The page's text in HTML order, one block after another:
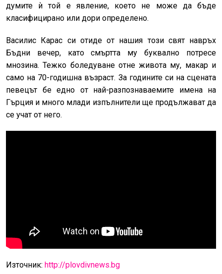
думите ѝ той е явление, което не може да бъде
класифицирано или дори определено.
Василис Карас си отиде от нашия този свят навръх
Бъдни вечер, като смъртта му буквално потресе
мнозина. Тежко боледуване отне живота му, макар и
само на 70-годишна възраст. За годините си на сцената
певецът бе едно от най-разпознаваемите имена на
Гърция и много млади изпълнители ще продължават да
се учат от него.
Източник: http://plovdivnews.bg